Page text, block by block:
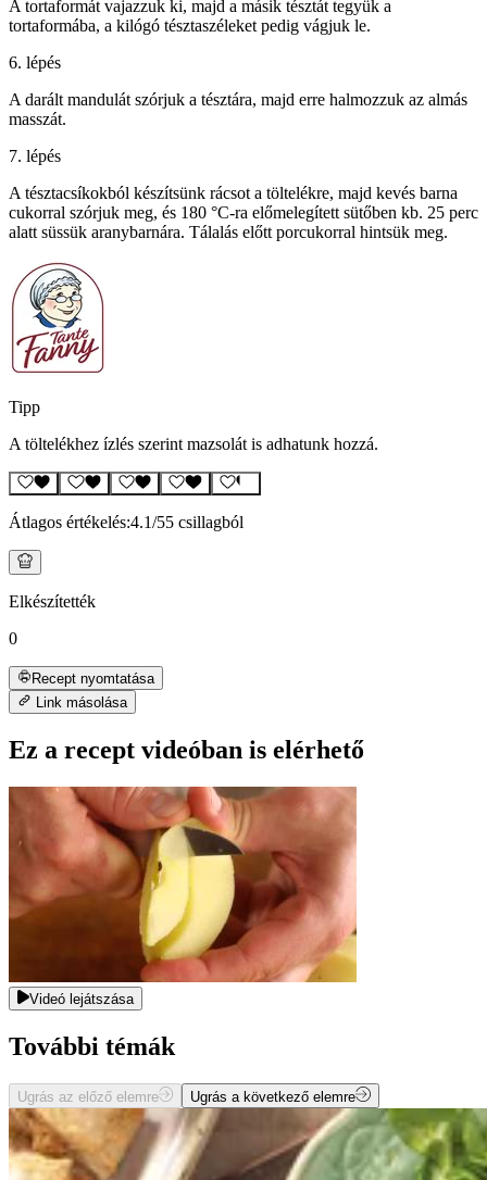
A tortaformát vajazzuk ki, majd a másik tésztát tegyük a
tortaformába, a kilógó tésztaszéleket pedig vágjuk le.
6. lépés
A darált mandulát szórjuk a tésztára, majd erre halmozzuk az almás
masszát.
7. lépés
A tésztacsíkokból készítsünk rácsot a töltelékre, majd kevés barna
cukorral szórjuk meg, és 180 °C-ra előmelegített sütőben kb. 25 perc
alatt süssük aranybarnára. Tálalás előtt porcukorral hintsük meg.
Tipp
A töltelékhez ízlés szerint mazsolát is adhatunk hozzá.
Átlagos értékelés:4.1/55 csillagból
Elkészítették
0
Recept nyomtatása
Link másolása
Ez a recept videóban is elérhető
Videó lejátszása
További témák
Ugrás az előző elemre Ugrás a következő elemre